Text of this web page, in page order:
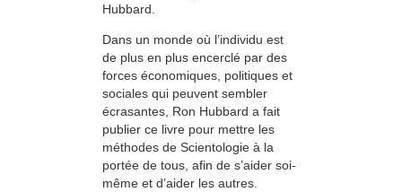
Hubbard.
Dans un monde où l’individu est
de plus en plus encerclé par des
forces économiques, politiques et
sociales qui peuvent sembler
écrasantes, Ron Hubbard a fait
publier ce livre pour mettre les
méthodes de Scientologie à la
portée de tous, afin de s’aider soi-
même et d’aider les autres.